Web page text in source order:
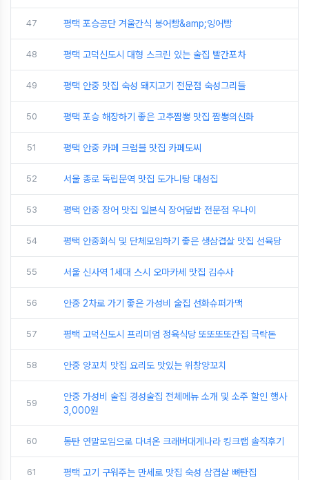
47 평택 포승공단 겨울간식 붕어빵&amp;잉어빵
48 평택 고덕신도시 대형 스크린 있는 술집 빨간포차
49 평택 안중 맛집 숙성 돼지고기 전문점 숙성그리들
50 평택 포승 해장하기 좋은 고추짬뽕 맛집 짬뽕의신화
51 평택 안중 카페 크럼블 맛집 카페도씨
52 서울 종로 독립문역 맛집 도가니탕 대성집
53 평택 안중 장어 맛집 일본식 장어덮밥 전문점 우나이
54 평택 안중회식 및 단체모임하기 좋은 생삼겹살 맛집 선육당
55 서울 신사역 1세대 스시 오마카세 맛집 김수사
56 안중 2차로 가기 좋은 가성비 술집 선화슈퍼가맥
57 평택 고덕신도시 프리미엄 정육식당 또또또또간집 극락돈
58 안중 양꼬치 맛집 요리도 맛있는 위창양꼬치
59
안중 가성비 술집 경성술집 전체메뉴 소개 및 소주 할인 행사
3,000원
60 동탄 연말모임으로 다녀온 크래버대게나라 킹크랩 솔직후기
61 평택 고기 구워주는 만세로 맛집 숙성 삼겹살 뼈탄집